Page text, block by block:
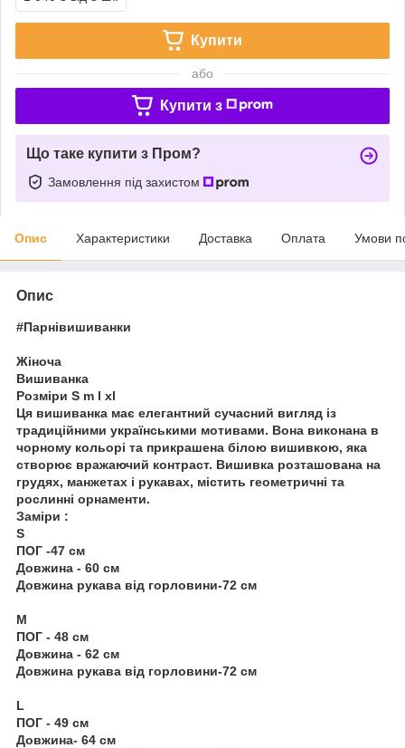
Купити
або
Купити з
Що таке купити з Пром?
Замовлення під захистом
Опис Характеристики Доставка Оплата Умови
Опис
#Парнівишиванки
Жіноча
Вишиванка
Розміри S m l xl
Ця вишиванка має елегантний сучасний вигляд із
традиційними українськими мотивами. Вона виконана в
чорному кольорі та прикрашена білою вишивкою, яка
створює вражаючий контраст. Вишивка розташована на
грудях, манжетах і рукавах, містить геометричні та
рослинні орнаменти.
Заміри :
S
ПОГ -47 см
Довжина - 60 см
Довжина рукава від горловини-72 см
М
ПОГ - 48 см
Довжина - 62 см
Довжина рукава від горловини-72 см
L
ПОГ - 49 см
Довжина- 64 см